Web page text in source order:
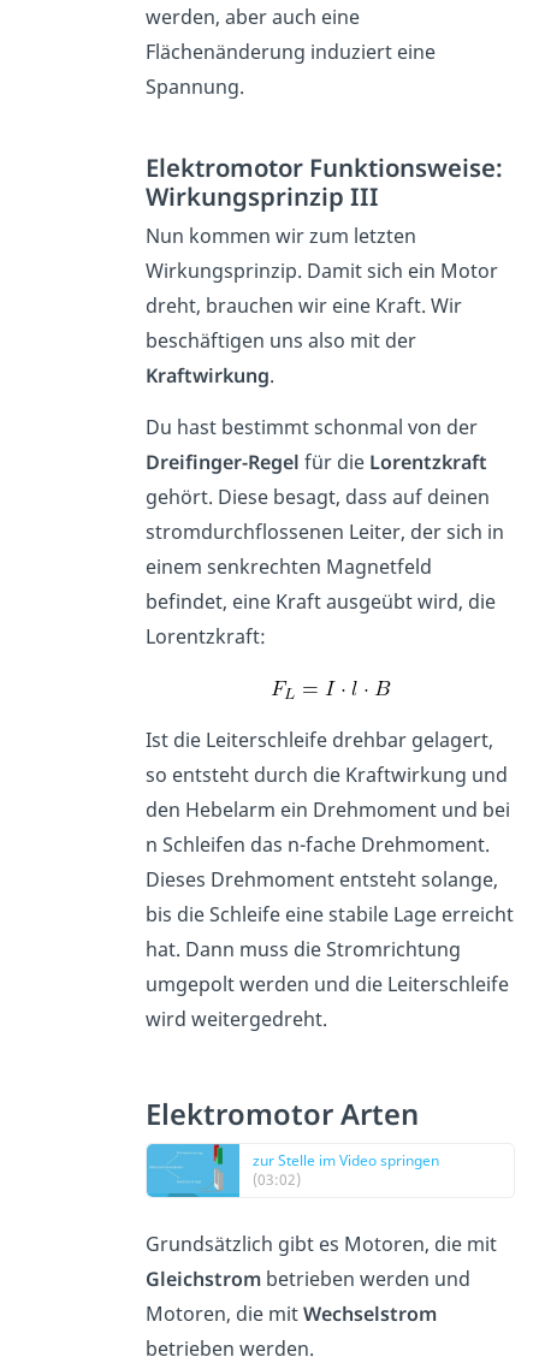
werden, aber auch eine
Flächenänderung induziert eine
Spannung.
Elektromotor Funktionsweise:
Wirkungsprinzip III
Nun kommen wir zum letzten
Wirkungsprinzip. Damit sich ein Motor
dreht, brauchen wir eine Kraft. Wir
beschäftigen uns also mit der
Kraftwirkung.
Du hast bestimmt schonmal von der
Dreifinger-Regel für die Lorentzkraft
gehört. Diese besagt, dass auf deinen
stromdurchflossenen Leiter, der sich in
einem senkrechten Magnetfeld
befindet, eine Kraft ausgeübt wird, die
Lorentzkraft:
Ist die Leiterschleife drehbar gelagert,
so entsteht durch die Kraftwirkung und
den Hebelarm ein Drehmoment und bei
n Schleifen das n-fache Drehmoment.
Dieses Drehmoment entsteht solange,
bis die Schleife eine stabile Lage erreicht
hat. Dann muss die Stromrichtung
umgepolt werden und die Leiterschleife
wird weitergedreht.
Elektromotor Arten
zur Stelle im Video springen
(03:02)
Grundsätzlich gibt es Motoren, die mit
Gleichstrom betrieben werden und
Motoren, die mitWechselstrom
betrieben werden.